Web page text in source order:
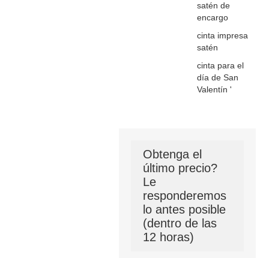
satén de
encargo
cinta impresa
satén
cinta para el
día de San
Valentín '
Obtenga el
último precio?
Le
responderemos
lo antes posible
(dentro de las
12 horas)